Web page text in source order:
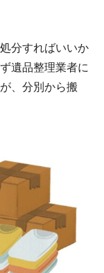
分すればいいか
遺品整理業者に
、分別から搬